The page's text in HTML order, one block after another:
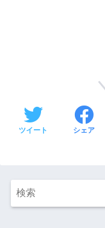
ツイート シェア